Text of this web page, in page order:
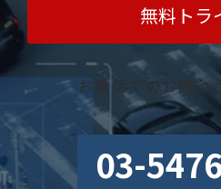
無料トラ
お電話でのお問い
03-